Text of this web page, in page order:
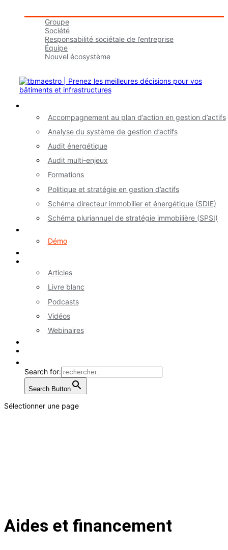
Groupe
Société
Responsabilité sociétale de l’entreprise
Équipe
Nouvel écosystème
Accompagnement au plan d’action en gestion d’actifs
Analyse du système de gestion d’actifs
Audit énergétique
Audit multi-enjeux
Formations
Politique et stratégie en gestion d’actifs
Schéma directeur immobilier et énergétique (SDIE)
Schéma pluriannuel de stratégie immobilière (SPSI)
Démo
Articles
Livre blanc
Podcasts
Vidéos
Webinaires
Search for:
Search Button
Sélectionner une page
Aides et financement